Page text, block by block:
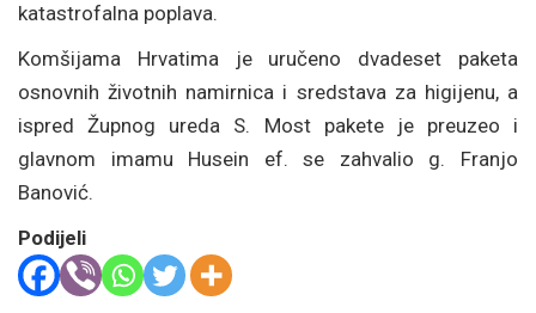
katastrofalna poplava.
Komšijama Hrvatima je uručeno dvadeset paketa
osnovnih životnih namirnica i sredstava za higijenu, a
ispred Župnog ureda S. Most pakete je preuzeo i
glavnom imamu Husein ef. se zahvalio g. Franjo
Banović.
Podijeli